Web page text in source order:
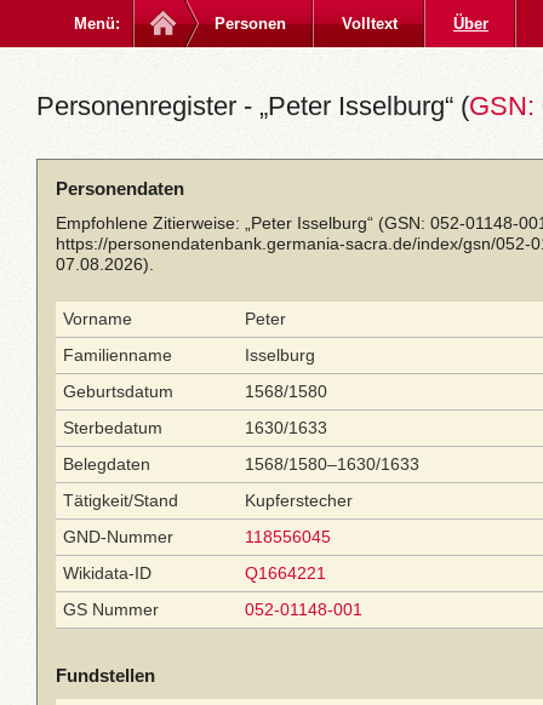
Menü: Personen Volltext Über
Personenregister - „Peter Isselburg“ (GSN:
Personendaten
Empfohlene Zitierweise: „Peter Isselburg“ (GSN: 052-01148-
https://personendatenbank.germania-sacra.de/index/gsn/052-
07.08.2026).
Vorname
Peter
Familienname
Isselburg
Geburtsdatum
1568/1580
Sterbedatum
1630/1633
Belegdaten
1568/1580–1630/1633
Tätigkeit/Stand
Kupferstecher
GND-Nummer
118556045
Wikidata-ID
Q1664221
GS Nummer
052-01148-001
Fundstellen